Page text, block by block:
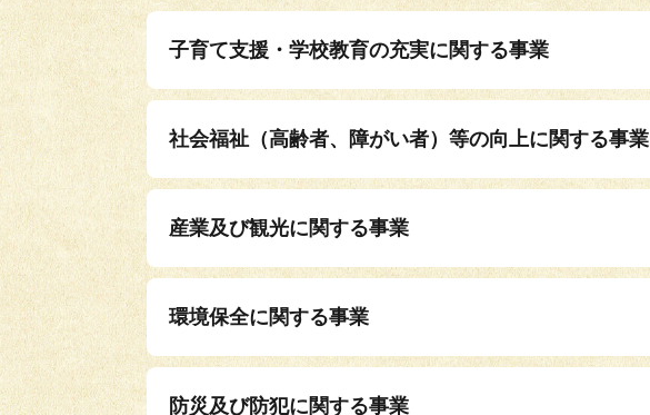
子育て支援・学校教育の充実に関する事業
社会福祉（高齢者、障がい者）等の向上に関する事業
産業及び観光に関する事業
環境保全に関する事業
防災及び防犯に関する事業